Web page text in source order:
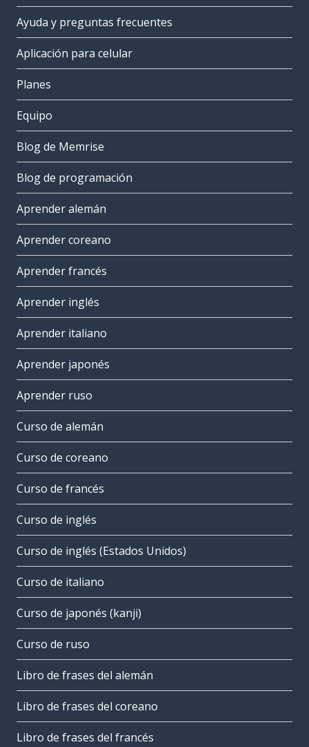
Ayuda y preguntas frecuentes
Aplicación para celular
Planes
Equipo
Blog de Memrise
Blog de programación
Aprender alemán
Aprender coreano
Aprender francés
Aprender inglés
Aprender italiano
Aprender japonés
Aprender ruso
Curso de alemán
Curso de coreano
Curso de francés
Curso de inglés
Curso de inglés (Estados Unidos)
Curso de italiano
Curso de japonés (kanji)
Curso de ruso
Libro de frases del alemán
Libro de frases del coreano
Libro de frases del francés